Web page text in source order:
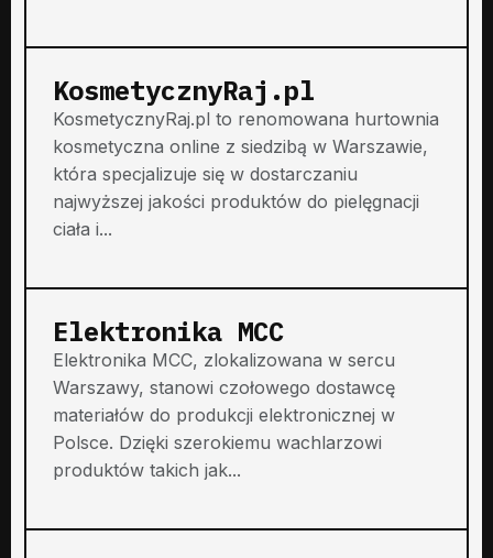
KosmetycznyRaj.pl
KosmetycznyRaj.pl to renomowana hurtownia
kosmetyczna online z siedzibą w Warszawie,
która specjalizuje się w dostarczaniu
najwyższej jakości produktów do pielęgnacji
ciała i...
Elektronika MCC
Elektronika MCC, zlokalizowana w sercu
Warszawy, stanowi czołowego dostawcę
materiałów do produkcji elektronicznej w
Polsce. Dzięki szerokiemu wachlarzowi
produktów takich jak...